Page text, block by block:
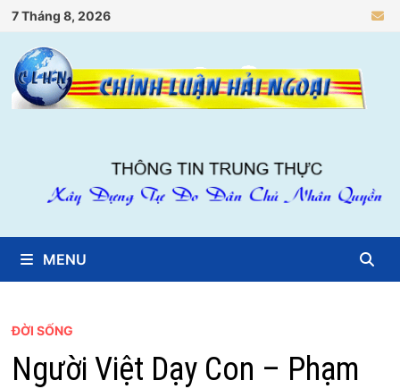
Skip
to
content
7 Tháng 8, 2026
MENU
ĐỜI SỐNG
Người Việt Dạy Con – Phạm